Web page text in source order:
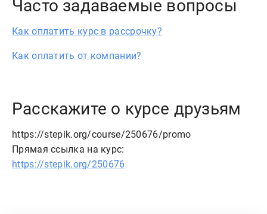
Часто задаваемые вопросы
Как оплатить курс в рассрочку?
Как оплатить от компании?
Расскажите о курсе друзьям
https://stepik.org/course/250676/promo
Прямая ссылка на курс:
https://stepik.org/250676